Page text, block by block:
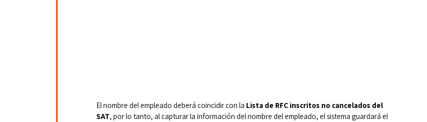
El nombre del empleado deberá coincidir con la Lista de RFC inscritos no cancelados del
SAT, por lo tanto, al capturar la información del nombre del empleado, el sistema guardará el